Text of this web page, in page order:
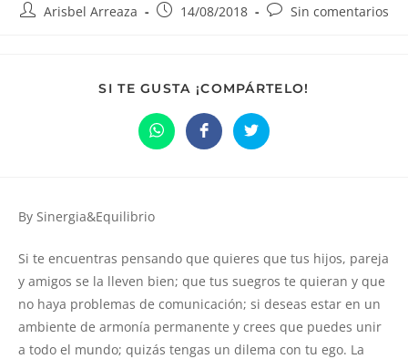
AutorArisbel Arreaza
Publicación
14/08/2018
Comentarios
Sin comentarios
SI TE GUSTA ¡COMPÁRTELO!
Se
abre
Se
abre
Se
abre
By Sinergia&Equilibrio
Si te encuentras pensando que quieres que tus hijos, pareja
y amigos se la lleven bien; que tus suegros te quieran y que
no haya problemas de comunicación; si deseas estar en un
ambiente de armonía permanente y crees que puedes unir
a todo el mundo; quizás tengas un dilema con tu ego. La